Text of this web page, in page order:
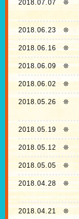
2018.07.07 ❊
2018.06.23 ❊
2018.06.16❊
2018.06.09 ❊
2018.06.02 ❊
2018.05.26 ❊
2018.05.19 ❊
2018.05.12 ❊
2018.05.05 ❊
2018.04.28 ❊
2018.04.21 ❊